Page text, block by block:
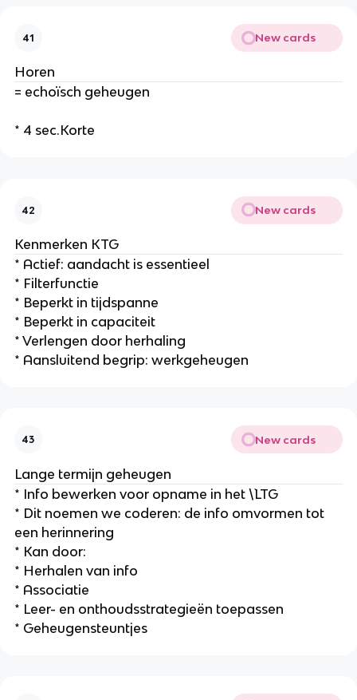
41 New cards
Horen
= echoïsch geheugen
* 4 sec.Korte
42 New cards
Kenmerken KTG
* Actief: aandacht is essentieel
* Filterfunctie
* Beperkt in tijdspanne
* Beperkt in capaciteit
* Verlengen door herhaling
* Aansluitend begrip: werkgeheugen
43 New cards
Lange termijn geheugen
* Info bewerken voor opname in het \`LTG
* Dit noemen we coderen: de info omvormen tot
een herinnering
* Kan door:
* Herhalen van info
* Associatie
* Leer- en onthoudsstrategieën toepassen
* Geheugensteuntjes